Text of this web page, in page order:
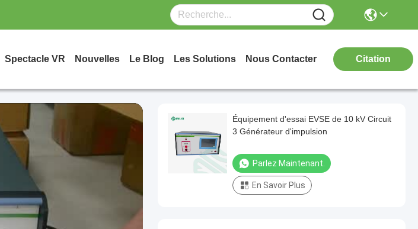
Spectacle VR Nouvelles Le Blog Les Solutions Nous Contacter Citation
Équipement d'essai EVSE de 10 kV Circuit
3 Générateur d'impulsion
Parlez Maintenant.
En Savoir Plus